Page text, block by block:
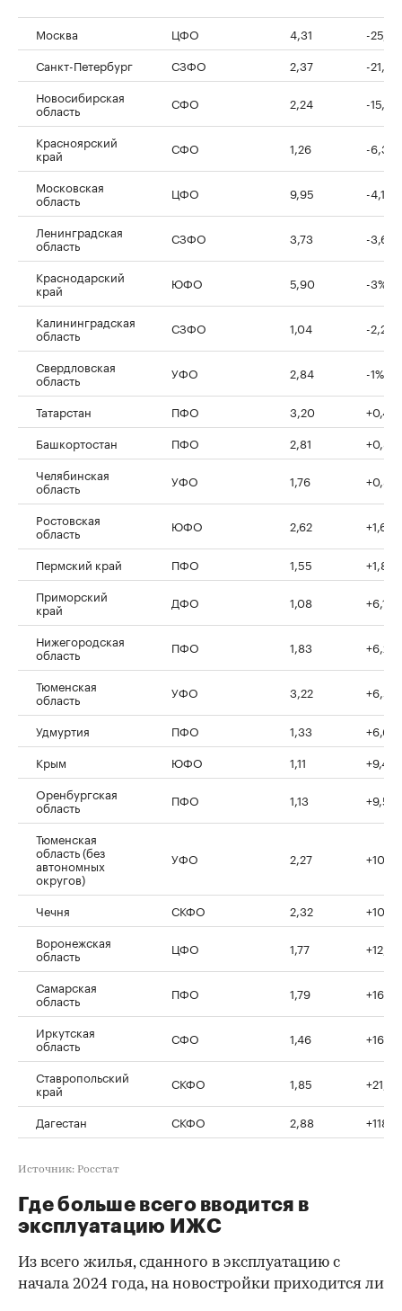
Москва ЦФО 4,31
-25,1%
Санкт-Петербург
СЗФО 2,37
-21,5%
Новосибирская
область СФО 2,24 -15,4%
Красноярский
край СФО 1,26 -6,3%
Московская
область ЦФО 9,95 -4,1%
Ленинградская
область СЗФО 3,73 -3,6%
Краснодарский
край ЮФО 5,90 -3%
Калининградская
область СЗФО 1,04 -2,2%
Свердловская
область УФО 2,84 -1%
Татарстан ПФО 3,20
+0,4%
Башкортостан
ПФО 2,81
+0,8%
Челябинская
область УФО 1,76 +0,8%
Ростовская
область ЮФО 2,62 +1,6%
Пермский край ПФО 1,55
+1,8%
Приморский
край ДФО 1,08 +6,1%
Нижегородская
область ПФО 1,83 +6,2%
Тюменская
область УФО 3,22 +6,5%
Удмуртия ПФО 1,33
+6,6%
Крым
ЮФО 1,11
+9,4%
Оренбургская
область ПФО 1,13 +9,5%
Тюменская
область (без
автономных
округов)
УФО 2,27 +10,4%
Чечня СКФО 2,32
+10,7%
Воронежская
область ЦФО 1,77 +12,7%
Самарская
область ПФО 1,79 +16,4%
Иркутская
область СФО 1,46
Ставропольский
край СКФО 1,85 +21,6%
Дагестан СКФО 2,88
Источник: Росстат
Где больше всего вводится в
эксплуатацию ИЖС
Из всего жилья, сданного в эксплуатацию с
начала 2024 года, на новостройки приходится ли